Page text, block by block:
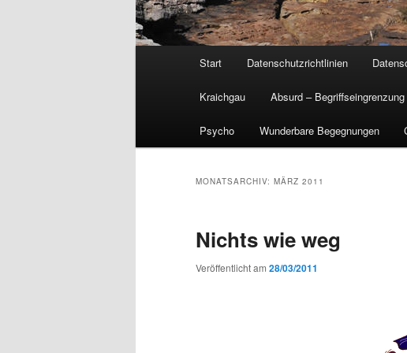
Start Datenschutzrichtlinien
Kraichgau Absurd – Begriffseingrenzung
Psycho Wunderbare Begegnungen
MONATSARCHIV: MÄRZ 2011
Nichts wie weg
Veröffentlicht am 28/03/2011